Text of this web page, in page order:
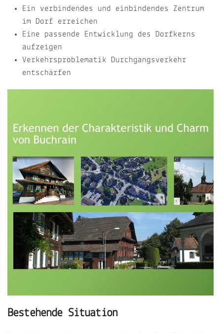
Ein verbindendes und einbindendes Zentrum
im Dorf erreichen
Eine passende Entwicklung des Dorfkerns
aufzeigen
Verkehrsproblematik Durchgangsverkehr
entschärfen
Bestehende Situation